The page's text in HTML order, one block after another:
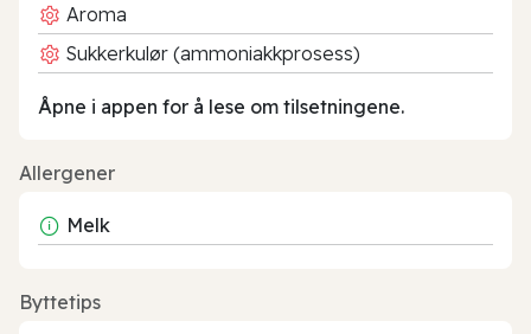
Aroma
Sukkerkulør (ammoniakkprosess)
Åpne i appen for å lese om tilsetningene.
Allergener
Melk
Byttetips